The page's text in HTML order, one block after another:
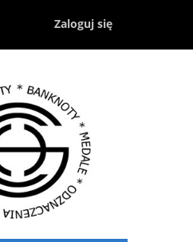
Zaloguj się